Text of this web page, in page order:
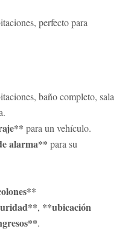
perfecto para
baño completo, sala
para un vehículo.
alarma** para su
, **ubicación
.